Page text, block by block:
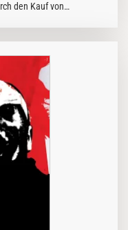
den Kauf von